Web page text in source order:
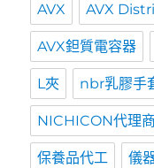
AVX AVX
AVX鉭質電容器
L夾 nbr乳膠手
NICHICON代理商
保養品代工 儀